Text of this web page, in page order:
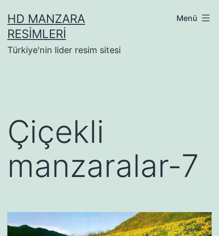
geçHD MANZARA
RESIMLERI
Türkiye'nin lider resim sitesi
Menü
Çiçekli
manzaralar-7